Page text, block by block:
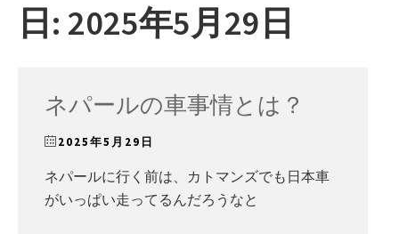
日: 2025年5月29日
ネパールの車事情とは？
2025年5月29日
ネパールに行く前は、カトマンズでも日本車
がいっぱい走ってるんだろうなと